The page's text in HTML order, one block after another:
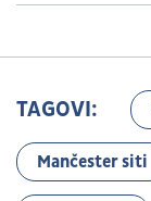
TAGOVI:
Mančester siti